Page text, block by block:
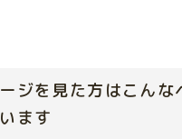
ジを見た方はこんな
ます